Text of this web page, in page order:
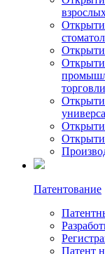
торговли
Патентование
Патент